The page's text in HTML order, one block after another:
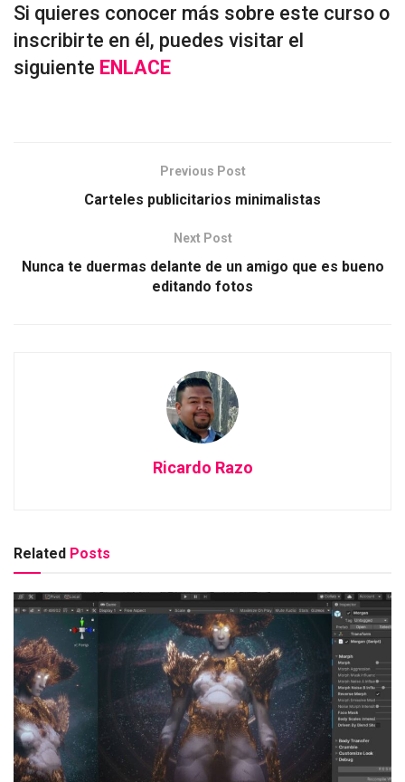
Si quieres conocer más sobre este curso o
inscribirte en él, puedes visitar el
siguiente ENLACE
Previous Post
Carteles publicitarios minimalistas
Next Post
Nunca te duermas delante de un amigo que es bueno
editando fotos
Ricardo Razo
Related Posts